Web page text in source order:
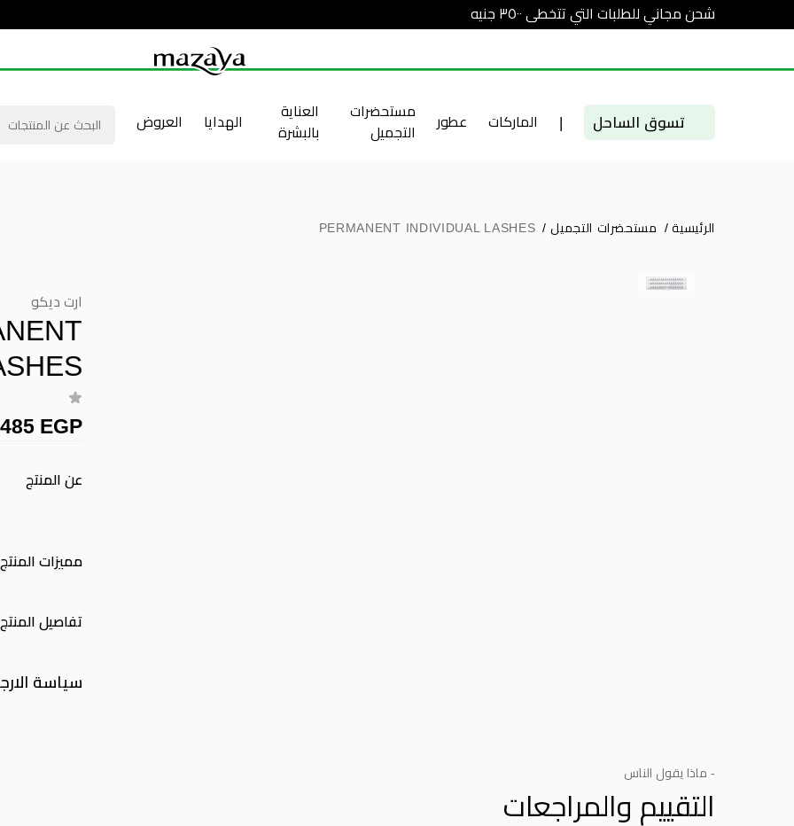
شحن مجاني للطلبات التي تتخطى ٣٥٠٠ جنيه
تسوق الساحل | الماركات عطور
مستحضرات
التجميل
العناية
بالبشرة
الهدايا العروض
الرئيسية / مستحضرات التجميل /
PERMANENT INDIVIDUAL LASHES
ارت ديكو
485 EGP
عن المنتج
مميزات المنتج
تفاصيل المنتج
سياسة
- ماذا يقول الناس
التقييم والمراجعات